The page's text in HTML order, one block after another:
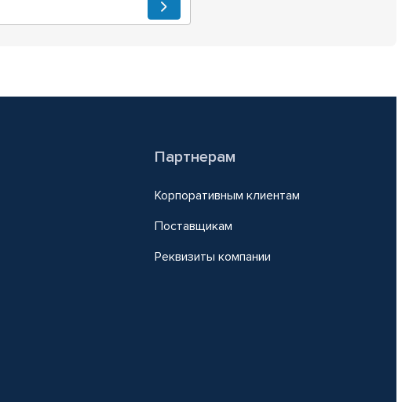
Партнерам
Корпоративным клиентам
Поставщикам
Реквизиты компании